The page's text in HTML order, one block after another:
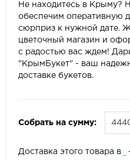
Не находитесь в Крыму?
обеспечим оперативную
сюрприз к нужной дате.
цветочный магазин и
с радостью вас ждем!
"КрымБукет" - ваш
доставке букетов.
Собрать на сумму:
Доставка этого товара в